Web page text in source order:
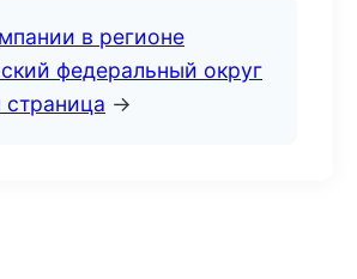
в регионе
федеральный округ
страница →